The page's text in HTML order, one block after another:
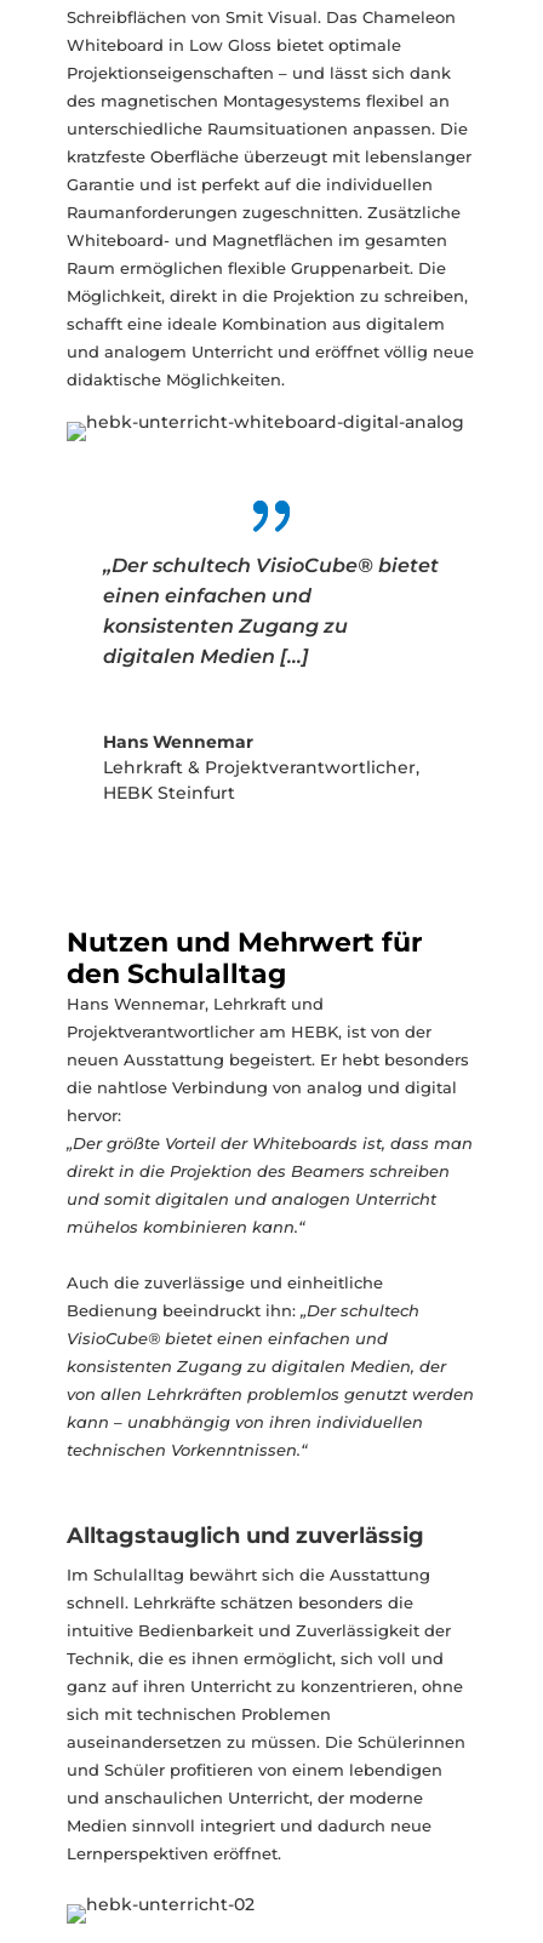
Schreibflächen von Smit Visual. Das Chameleon
Whiteboard in Low Gloss bietet optimale
Projektionseigenschaften – und lässt sich dank
des magnetischen Montagesystems flexibel an
unterschiedliche Raumsituationen anpassen. Die
kratzfeste Oberfläche überzeugt mit lebenslanger
Garantie und ist perfekt auf die individuellen
Raumanforderungen zugeschnitten. Zusätzliche
Whiteboard- und Magnetflächen im gesamten
Raum ermöglichen flexible Gruppenarbeit. Die
Möglichkeit, direkt in die Projektion zu schreiben,
schafft eine ideale Kombination aus digitalem
und analogem Unterricht und eröffnet völlig neue
didaktische Möglichkeiten.
„Der schultech VisioCube® bietet
einen einfachen und
konsistenten Zugang zu
digitalen Medien […]
Hans Wennemar
Lehrkraft & Projektverantwortlicher,
HEBK Steinfurt
Nutzen und Mehrwert für
den Schulalltag
Hans Wennemar, Lehrkraft und
Projektverantwortlicher am HEBK, ist von der
neuen Ausstattung begeistert. Er hebt besonders
die nahtlose Verbindung von analog und digital
hervor:
„Der größte Vorteil der Whiteboards ist, dass man
direkt in die Projektion des Beamers schreiben
und somit digitalen und analogen Unterricht
mühelos kombinieren kann.“
Auch die zuverlässige und einheitliche
Bedienung beeindruckt ihn: „Der schultech
VisioCube® bietet einen einfachen und
konsistenten Zugang zu digitalen Medien, der
von allen Lehrkräften problemlos genutzt werden
kann – unabhängig von ihren individuellen
technischen Vorkenntnissen.“
Alltagstauglich und zuverlässig
Im Schulalltag bewährt sich die Ausstattung
schnell. Lehrkräfte schätzen besonders die
intuitive Bedienbarkeit und Zuverlässigkeit der
Technik, die es ihnen ermöglicht, sich voll und
ganz auf ihren Unterricht zu konzentrieren, ohne
sich mit technischen Problemen
auseinandersetzen zu müssen. Die Schülerinnen
und Schüler profitieren von einem lebendigen
und anschaulichen Unterricht, der moderne
Medien sinnvoll integriert und dadurch neue
Lernperspektiven eröffnet.